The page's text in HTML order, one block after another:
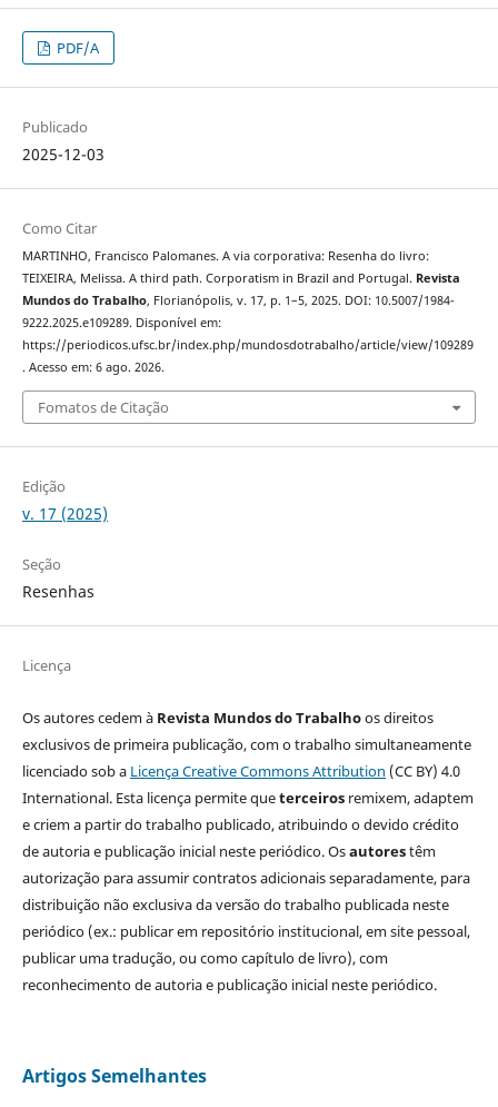
PDF/A
Publicado
2025-12-03
Como Citar
MARTINHO, Francisco Palomanes. A via corporativa: Resenha do livro:
TEIXEIRA, Melissa. A third path. Corporatism in Brazil and Portugal. Revista
Mundos do Trabalho, Florianópolis, v. 17, p. 1–5, 2025. DOI: 10.5007/1984-
9222.2025.e109289. Disponível em:
https://periodicos.ufsc.br/index.php/mundosdotrabalho/article/view/109289
. Acesso em: 6 ago. 2026.
Fomatos de Citação
Edição
v. 17 (2025)
Seção
Resenhas
Licença
Os autores cedem à Revista Mundos do Trabalhoos direitos
exclusivos de primeira publicação, com o trabalho simultaneamente
licenciado sob a Licença Creative Commons Attribution (CC BY) 4.0
International. Esta licença permite queterceirosremixem, adaptem
e criem a partir do trabalho publicado, atribuindo o devido crédito
de autoria e publicação inicial neste periódico. Osautorestêm
autorização para assumir contratos adicionais separadamente, para
distribuição não exclusiva da versão do trabalho publicada neste
periódico (ex.: publicar em repositório institucional, em site pessoal,
publicar uma tradução, ou como capítulo de livro), com
reconhecimento de autoria e publicação inicial neste periódico.
Artigos Semelhantes